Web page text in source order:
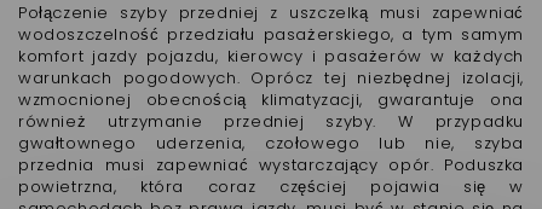
Połączenie szyby przedniej z uszczelką musi zapewniać
wodoszczelność przedziału pasażerskiego, a tym samym
komfort jazdy pojazdu, kierowcy i pasażerów w każdych
warunkach pogodowych. Oprócz tej niezbędnej izolacji,
wzmocnionej obecnością klimatyzacji, gwarantuje ona
również utrzymanie przedniej szyby. W przypadku
gwałtownego uderzenia, czołowego lub nie, szyba
przednia musi zapewniać wystarczający opór. Poduszka
powietrzna, która coraz częściej pojawia się w